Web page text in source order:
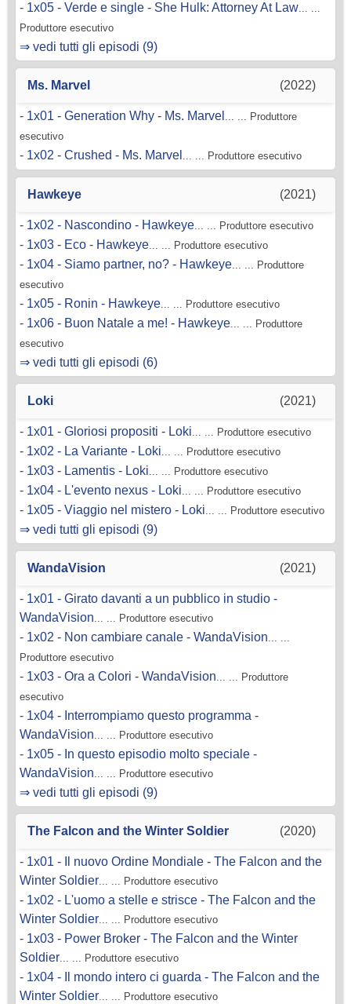
- 1x05 - Verde e single - She Hulk: Attorney At Law... ...
Produttore esecutivo
⇒ vedi tutti gli episodi (9)
Ms. Marvel (2022)
- 1x01 - Generation Why - Ms. Marvel ... ... Produttore
esecutivo
- 1x02 - Crushed - Ms. Marvel ... ... Produttore esecutivo
Hawkeye (2021)
- 1x02 - Nascondino - Hawkeye... ... Produttore esecutivo
- 1x03 - Eco - Hawkeye... ... Produttore esecutivo
- 1x04 - Siamo partner, no? - Hawkeye... ... Produttore
esecutivo
- 1x05 - Ronin - Hawkeye... ... Produttore esecutivo
- 1x06 - Buon Natale a me! - Hawkeye... ... Produttore
esecutivo
⇒ vedi tutti gli episodi (6)
Loki (2021)
- 1x01 - Gloriosi propositi - Loki... ... Produttore esecutivo
- 1x02 - La Variante - Loki... ... Produttore esecutivo
- 1x03 - Lamentis - Loki... ... Produttore esecutivo
- 1x04 - L'evento nexus - Loki... ... Produttore esecutivo
- 1x05 - Viaggio nel mistero - Loki... ... Produttore esecutivo
⇒ vedi tutti gli episodi (9)
WandaVision (2021)
- 1x01 - Girato davanti a un pubblico in studio -
WandaVision... ... Produttore esecutivo
- 1x02 - Non cambiare canale - WandaVision... ...
Produttore esecutivo
- 1x03 - Ora a Colori - WandaVision... ... Produttore
esecutivo
- 1x04 - Interrompiamo questo programma -
WandaVision... ... Produttore esecutivo
- 1x05 - In questo episodio molto speciale -
WandaVision... ... Produttore esecutivo
⇒ vedi tutti gli episodi (9)
The Falcon and the Winter Soldier (2020)
- 1x01 - Il nuovo Ordine Mondiale - The Falcon and the
Winter Soldier... ... Produttore esecutivo
- 1x02 - L'uomo a stelle e strisce - The Falcon and the
Winter Soldier... ... Produttore esecutivo
- 1x03 - Power Broker - The Falcon and the Winter
Soldier... ... Produttore esecutivo
- 1x04 - Il mondo intero ci guarda - The Falcon and the
Winter Soldier... ... Produttore esecutivo